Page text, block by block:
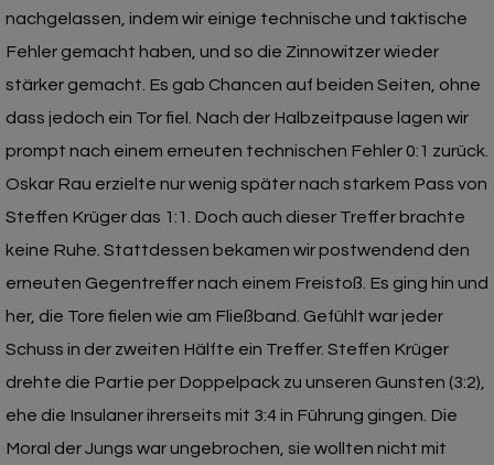
nachgelassen, indem wir einige technische und taktische
Fehler gemacht haben, und so die Zinnowitzer wieder
stärker gemacht. Es gab Chancen auf beiden Seiten, ohne
dass jedoch ein Tor fiel. Nach der Halbzeitpause lagen wir
prompt nach einem erneuten technischen Fehler 0:1 zurück.
Oskar Rau erzielte nur wenig später nach starkem Pass von
Steffen Krüger das 1:1. Doch auch dieser Treffer brachte
keine Ruhe. Stattdessen bekamen wir postwendend den
erneuten Gegentreffer nach einem Freistoß. Es ging hin und
her, die Tore fielen wie am Fließband. Gefühlt war jeder
Schuss in der zweiten Hälfte ein Treffer. Steffen Krüger
drehte die Partie per Doppelpack zu unseren Gunsten (3:2),
ehe die Insulaner ihrerseits mit 3:4 in Führung gingen. Die
Moral der Jungs war ungebrochen, sie wollten nicht mit